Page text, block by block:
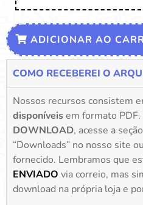
ADICIONAR AO
COMO RECEBEREI O
Nossos recursos consistem
disponíveisem formato
DOWNLOAD, acesse a
“Downloads” no nosso site
fornecido. Lembramos que
ENVIADO via correio, mas
download na própria loja e